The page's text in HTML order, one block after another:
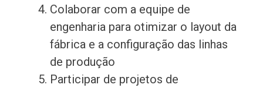
Colaborar com a equipe de
engenharia para otimizar o layout da
fábrica e a configuração das linhas
de produção
Participar de projetos de